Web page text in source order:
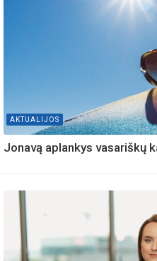
AKTUALIJOS
Jonavą aplankys vasariškų